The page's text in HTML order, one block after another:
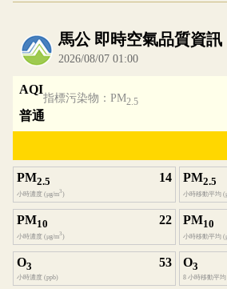
內嵌空氣品質小工具為視覺